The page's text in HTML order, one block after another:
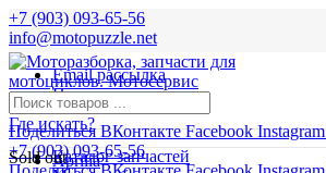
+7 (903) 093-65-56
info@motopuzzle.net
Email рассылка
Новости
Поделиться ВКонтакте Facebook Instagram
+7 (903) 093-65-56
Где искать?
Aprilia
Каталог запчастей
Sold out